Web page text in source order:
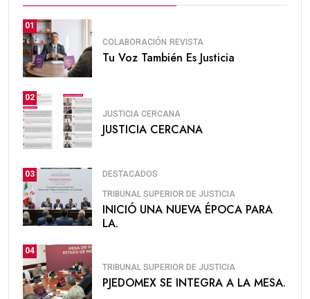
01
COLABORACIÓN REVISTA
Tu Voz También Es Justicia
02
JUSTICIA CERCANA
JUSTICIA CERCANA
03 DESTACADOS
TRIBUNAL SUPERIOR DE JUSTICIA
INICIÓ UNA NUEVA ÉPOCA PARA
LA.
04
TRIBUNAL SUPERIOR DE JUSTICIA
PJEDOMEX SE INTEGRA A LA MESA.